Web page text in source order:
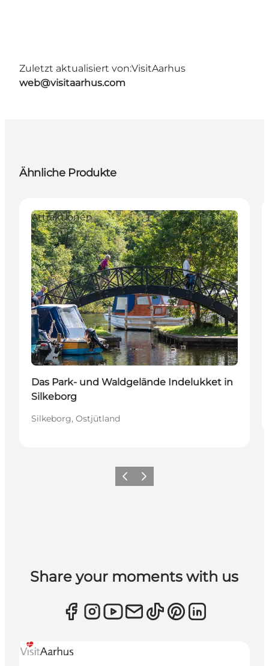
Zuletzt aktualisiert von:VisitAarhus
web@visitaarhus.com
Ähnliche Produkte
Attraktionen
Das Park- und Waldgelände Indelukket in
Silkeborg
Silkeborg, Ostjütland
ZurückWeiter
Share your moments with us